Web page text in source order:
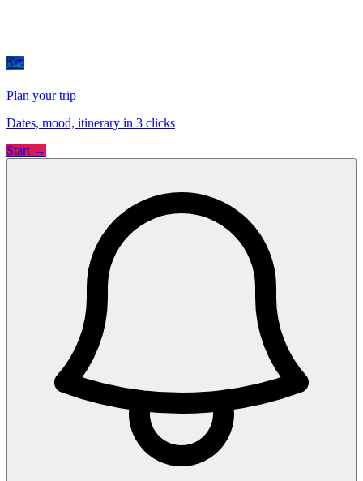
🗺
Plan your trip
Dates, mood, itinerary in 3 clicks
Start →